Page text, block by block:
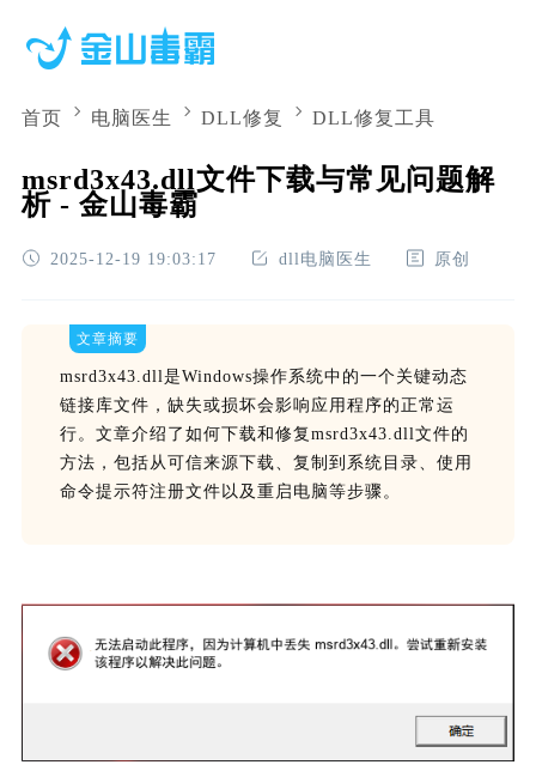
首页 电脑医生 DLL修复 DLL修复工具
msrd3x43.dll文件下载与常见问题解
析 - 金山毒霸
2025-12-19 19:03:17 dll电脑医生 原创
文章摘要
msrd3x43.dll是Windows操作系统中的一个关键动态
链接库文件，缺失或损坏会影响应用程序的正常运
行。文章介绍了如何下载和修复msrd3x43.dll文件的
方法，包括从可信来源下载、复制到系统目录、使用
命令提示符注册文件以及重启电脑等步骤。